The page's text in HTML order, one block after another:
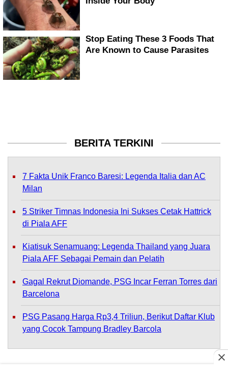
BERITA TERKINI
7 Fakta Unik Franco Baresi: Legenda Italia dan AC
Milan
5 Striker Timnas Indonesia Ini Sukses Cetak Hattrick
di Piala AFF
Kiatisuk Senamuang: Legenda Thailand yang Juara
Piala AFF Sebagai Pemain dan Pelatih
Gagal Rekrut Diomande, PSG Incar Ferran Torres dari
Barcelona
PSG Pasang Harga Rp3,4 Triliun, Berikut Daftar Klub
yang Cocok Tampung Bradley Barcola